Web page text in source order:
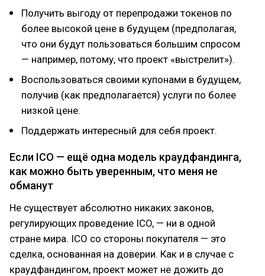
Получить выгоду от перепродажи токенов по
более высокой цене в будущем (предполагая,
что они будут пользоваться большим спросом
— например, потому, что проект «выстрелит»).
Воспользоваться своими купонами в будущем,
получив (как предполагается) услуги по более
низкой цене.
Поддержать интересный для себя проект.
Если ICO — ещё одна модель краудфандинга,
как можно быть уверенным, что меня не
обманут
Не существует абсолютно никаких законов,
регулирующих проведение ICO, — ни в одной
стране мира. ICO со стороны покупателя — это
сделка, основанная на доверии. Как и в случае с
краудфандингом, проект может не дожить до